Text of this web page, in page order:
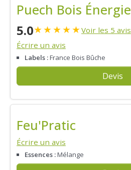
Puech Bois Énergie
5.0★★★★★Voir les 5 avis
Écrire un avis
Labels :France Bois Bûche
Devis
Feu'Pratic
Écrire un avis
Essences :Mélange